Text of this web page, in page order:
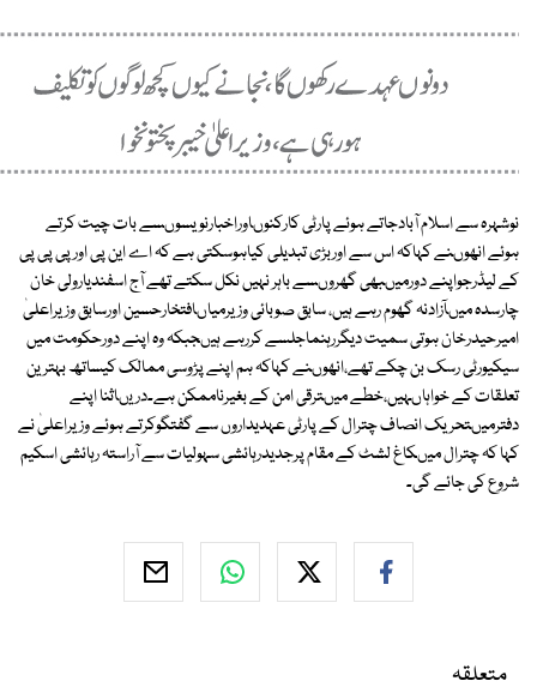
نوشہرہ سے اسلام آبادجاتے ہوئے پارٹی کارکنوںاوراخبارنویسوںسے بات چیت کرتے
ہوئے انھوںنے کہاکہ اس سے اوربڑی تبدیلی کیاہوسکتی ہے کہ اے این پی اورپی پی پی
کے لیڈرجواپنے دورمیںبھی گھروںسے باہر نہیں نکل سکتے تھے آج اسفندیارولی خان
چارسدہ میںآزادنہ گھوم رہے ہیں، سابق صوبائی وزیرمیاںافتخارحسین اورسابق وزیراعلیٰ
امیرحیدرخان ہوتی سمیت دیگررہنماجلسے کررہے ہیںجبکہ وہ اپنے دورحکومت میں
سیکیورٹی رسک بن چکے تھے،انھوںنے کہاکہ ہم اپنے پڑوسی ممالک کیساتھ بہترین
تعلقات کے خواہاںہیں،خطے میںترقی امن کے بغیرناممکن ہے۔دریںاثنا اپنے
دفترمیںتحریک انصاف چترال کے پارٹی عہدیداروں سے گفتگوکرتے ہوئے وزیراعلیٰ نے
کہا کہ چترال میںکاغ لشٹ کے مقام پرجدیدرہائشی سہولیات سے آراستہ رہائشی اسکیم
شروع کی جائے گی۔
متعلقہ